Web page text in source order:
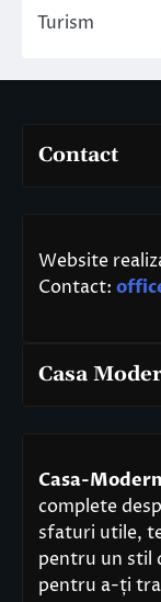
Turism
Contact
Website
Contact:
Casa
Casa-
complete
sfaturi utile,
pentru un stil
pentru a-ți